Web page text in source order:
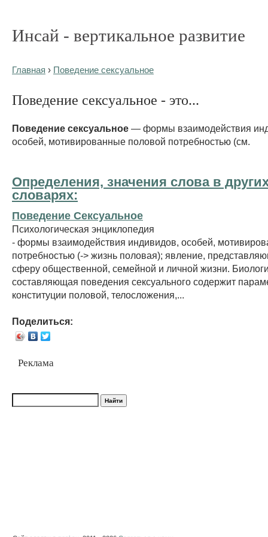
Инсай - вертикальное развитие
Главная › Поведение сексуальное
Поведение сексуальное - это...
Поведение сексуальное — формы взаимодействия
особей, мотивированные половой потребностью (см.
Определения, значения слова в
словарях:
Поведение Сексуальное
Психологическая энциклопедия
- формы взаимодействия индивидов, особей,
потребностью (-> жизнь половая); явление,
сферу общественной, семейной и личной жизни.
составляющая поведения сексуального содержит
конституции половой, телосложения,...
Поделиться:
Реклама